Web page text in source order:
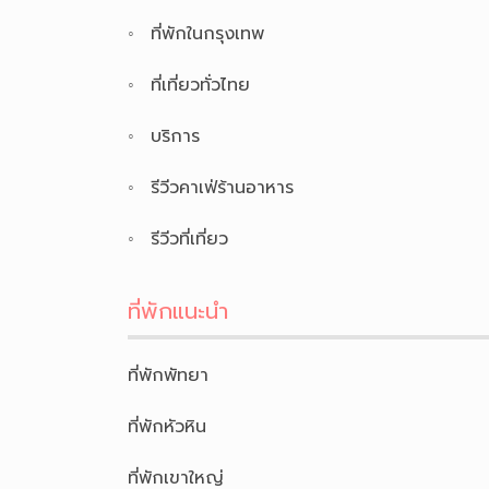
ที่พักในกรุงเทพ
ที่เที่ยวทั่วไทย
บริการ
รีวีวคาเฟ่ร้านอาหาร
รีวีวที่เที่ยว
ที่พักแนะนำ
ที่พักพัทยา
ที่พักหัวหิน
ที่พักเขาใหญ่